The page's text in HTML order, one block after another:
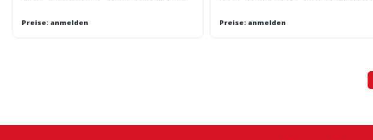
Technologie maschinenwaschbar Schrittlängen:
Ungesäumt/offen=91,5cm (W)Unfinished
Preise: anmelden
Technologie maschinenwaschbar Maßtabelle BT
Preise: anmelden